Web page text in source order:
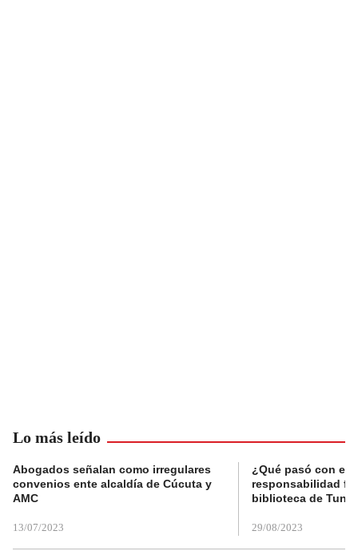
Lo más leído
Abogados señalan como irregulares
convenios ente alcaldía de Cúcuta y
AMC
13/07/2023
¿Qué pasó con el
responsabilidad
biblioteca de
29/08/2023